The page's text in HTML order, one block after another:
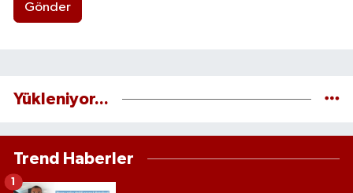
Gönder
Yükleniyor...
Trend Haberler
1